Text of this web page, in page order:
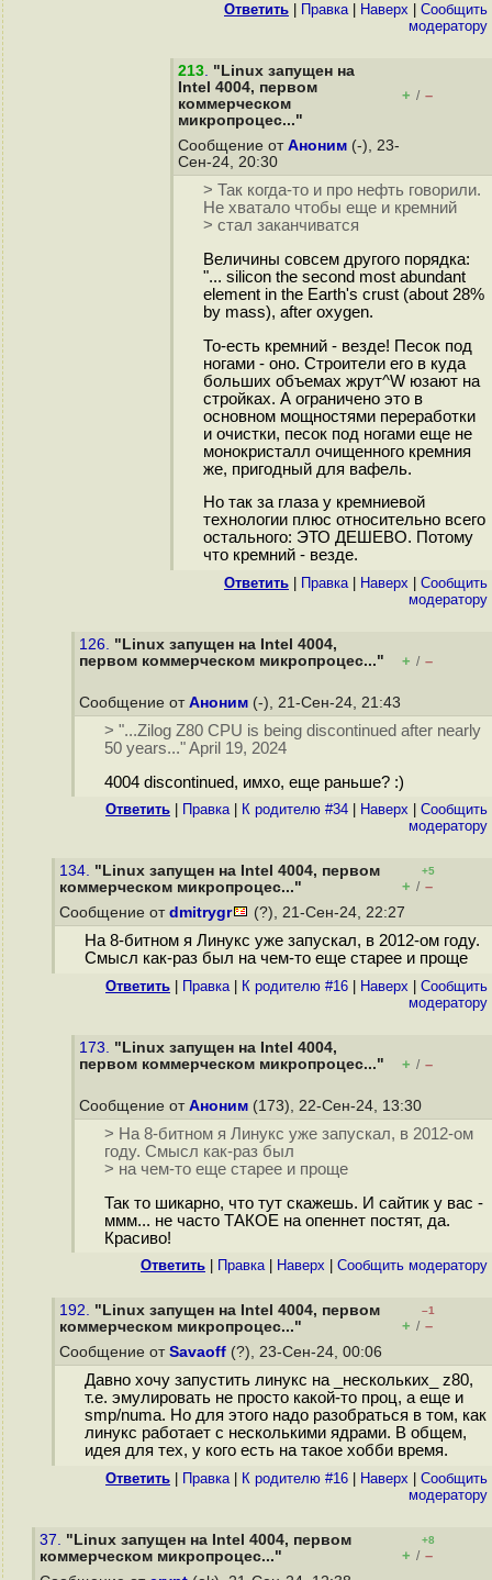
Ответить Правка| Наверх
Cообщить
модератору
213. "Linux запущен на
Intel 4004, первом
коммерческом
микропроцес..."
+ / –
Сообщение от Аноним (-), 23-
Сен-24, 20:30
> Так когда-то и про нефть говорили.
Не хватало чтобы еще и кремний
> стал заканчиватся
Величины совсем другого порядка:
"... silicon the second most abundant
element in the Earth's crust (about 28%
by mass), after oxygen.
То-есть кремний - везде! Песок под
ногами - оно. Строители его в куда
больших объемах жрут^W юзают на
стройках. А ограничено это в
основном мощностями переработки
и очистки, песок под ногами еще не
монокристалл очищенного кремния
же, пригодный для вафель.
Но так за глаза у кремниевой
технологии плюс относительно всего
остального: ЭТО ДЕШЕВО. Потому
что кремний - везде.
Ответить Правка| Наверх
Cообщить
модератору
126. "Linux запущен на Intel 4004,
первом коммерческом микропроцес..."
+ / –
Сообщение от Аноним (-), 21-Сен-24, 21:43
> "...Zilog Z80 CPU is being discontinued after nearly
50 years..." April 19, 2024
4004 discontinued, имхо, еще раньше? :)
Ответить Правка| К родителю #34 Наверх
Cообщить
модератору
134. "Linux запущен на Intel 4004, первом
коммерческом микропроцес..."
+5
+ / –
Сообщение от dmitrygr (?), 21-Сен-24, 22:27
На 8-битном я Линукс уже запускал, в 2012-ом году.
Смысл как-раз был на чем-то еще старее и проще
Ответить Правка| К родителю #16 Наверх
Cообщить
модератору
173. "Linux запущен на Intel 4004,
первом коммерческом микропроцес..."
+ / –
Сообщение от Аноним (173), 22-Сен-24, 13:30
> На 8-битном я Линукс уже запускал, в 2012-ом
году. Смысл как-раз был
> на чем-то еще старее и проще
Так то шикарно, что тут скажешь. И сайтик у вас -
ммм... не часто ТАКОЕ на опеннет постят, да.
Красиво!
Ответить Правка| Наверх Cообщить модератору
192. "Linux запущен на Intel 4004, первом
коммерческом микропроцес..."
–1
+ / –
Сообщение от Savaoff (?), 23-Сен-24, 00:06
Давно хочу запустить линукс на _нескольких_ z80,
т.е. эмулировать не просто какой-то проц, а еще и
smp/numa. Но для этого надо разобраться в том, как
линукс работает с несколькими ядрами. В общем,
идея для тех, у кого есть на такое хобби время.
Ответить Правка| К родителю #16 Наверх
Cообщить
модератору
37. "Linux запущен на Intel 4004, первом
коммерческом микропроцес..."
+8
+ / –